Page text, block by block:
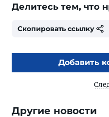
Делитесь тем, что
Скопировать ссылку
Добавить
Другие новости